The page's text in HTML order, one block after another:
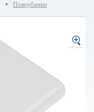
Повербанки